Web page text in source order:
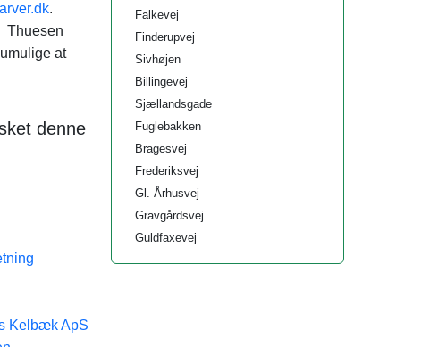
.
Thuesen
at
denne
Kelbæk ApS
Falkevej
Finderupvej
Sivhøjen
Billingevej
Sjællandsgade
Fuglebakken
Bragesvej
Frederiksvej
Gl. Århusvej
Gravgårdsvej
Guldfaxevej